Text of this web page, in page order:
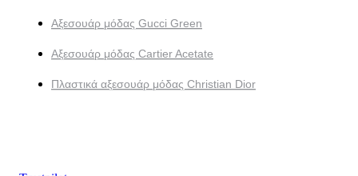
Αξεσουάρ μόδας Gucci Green
Αξεσουάρ μόδας Cartier Acetate
Πλαστικά αξεσουάρ μόδας Christian Dior